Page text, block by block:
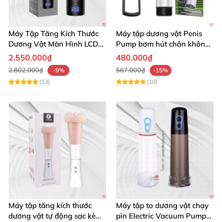
Nhờ vào tác động rungsẽ tăng cường sự lưu thông
bềnvà khả năng kiểm soát cương dương, xuất tinh.
Máy Tập Tăng Kích Thước
Dương Vật Màn Hình LCD
Massage Nước
2.550.000₫
2.802.000₫
-9%
(13)
Máy tập dương vật Penis
Pump bơm hút chân không
làm to tăng kích thước cậu
480.000₫
567.000₫
-15%
(10)
Máy tập tăng kích thước
dương vật tự động sạc kèm
Máy tập to dương vật chạy
pin Electric Vacuum Pump